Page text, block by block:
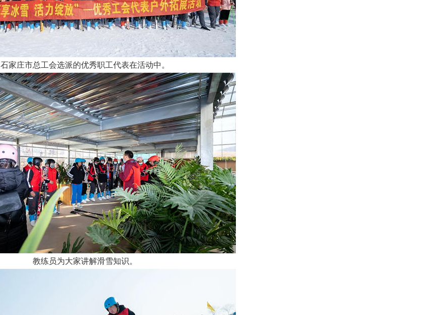
石家庄市总工会选派的优秀职工代表在活动中。
教练员为大家讲解滑雪知识。